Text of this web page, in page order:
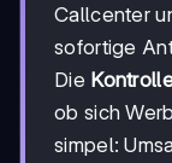
Callcenter
sofortige
Die
ob sich
simpel: